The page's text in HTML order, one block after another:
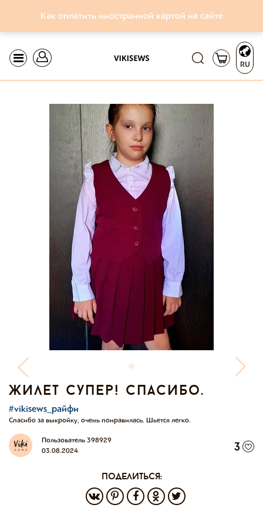
Как оплатить иностранной картой на сайте
RU
жилет супер! спасибо.
#vikisews_райфи
Спасибо за выкройку, очень понравилась. Шьется легко.
Пользователь 398929
03.08.2024
3
поделиться: